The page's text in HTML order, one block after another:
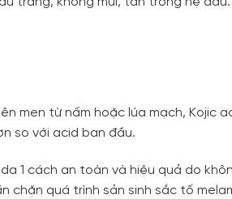
men từ nấm hoặc lúa mạch, Kojic
so với acid ban đầu.
1 cách an toàn và hiệu quả do
chặn quá trình sản sinh sắc tố